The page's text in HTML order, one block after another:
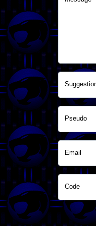
Pseudo
Email
Code